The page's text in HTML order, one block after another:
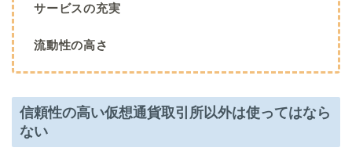
サービスの充実
流動性の高さ
信頼性の高い仮想通貨取引所以外は使ってはなら
ない